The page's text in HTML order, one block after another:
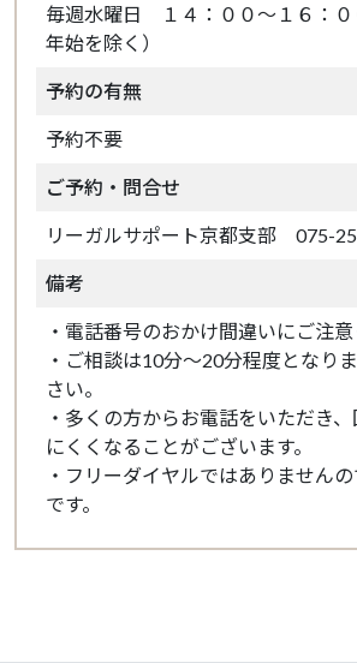
毎週水曜日 １４：００～１６：０
年始を除く）
予約の有無
予約不要
ご予約・問合せ
リーガルサポート京都支部 075-
備考
・電話番号のおかけ間違いにご注意
・ご相談は10分～20分程度となり
さい。
・多くの方からお電話をいただき
にくくなることがございます。
・フリーダイヤルではありません
です。